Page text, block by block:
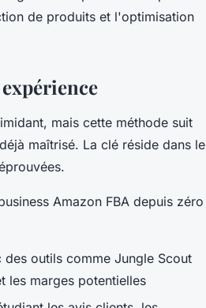
de produits et l'optimisation
mais cette méthode suit
maîtrisé. La clé réside dans le
Amazon FBA depuis zéro
outils comme Jungle Scout
les marges potentielles